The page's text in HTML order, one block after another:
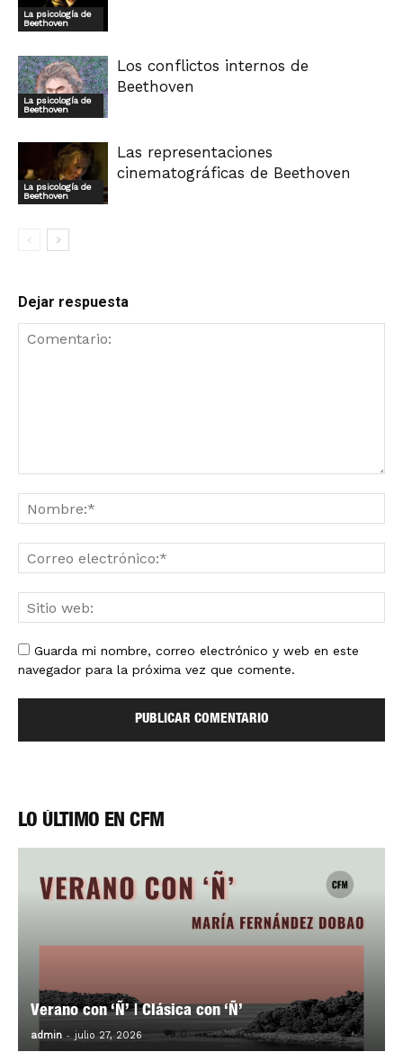
La psicología de
Beethoven
La psicología de
Beethoven
Los conflictos internos de
Beethoven
La psicología de
Beethoven
Las representaciones
cinematográficas de Beethoven
Dejar respuesta
Guarda mi nombre, correo electrónico y web en este
navegador para la próxima vez que comente.
LO ÚLTIMO EN CFM
Verano con ‘Ñ’ | Clásica con ‘Ñ’
admin - julio 27, 2026 0